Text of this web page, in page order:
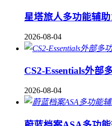
星塔旅人多功能辅
2026-08-04
CS2-Essentials外部
2026-08-04